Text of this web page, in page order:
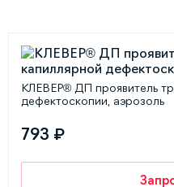
КЛЕВЕР® ДП проявитель
дефектоскопии, аэрозоль
793 ₽